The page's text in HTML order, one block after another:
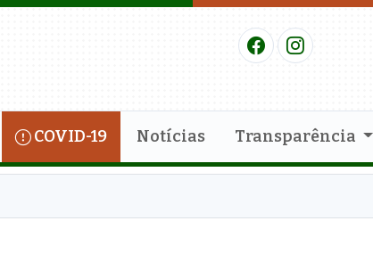
COVID-19 Notícias Transparência